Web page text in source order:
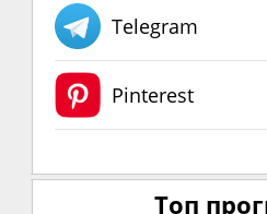
Telegram
Pinterest
Топ